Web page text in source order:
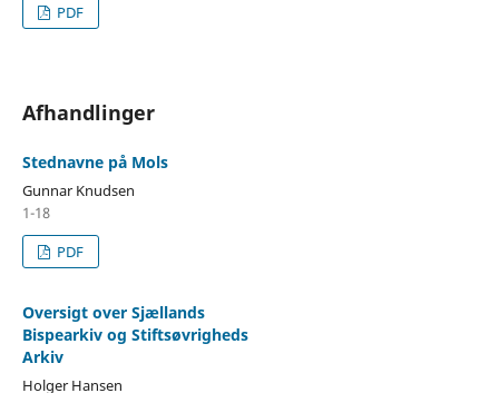
PDF
Afhandlinger
Stednavne på Mols
Gunnar Knudsen
1-18
PDF
Oversigt over Sjællands
Bispearkiv og Stiftsøvrigheds
Arkiv
Holger Hansen